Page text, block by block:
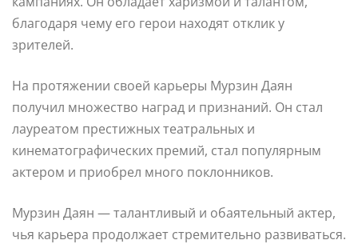
благодаря чему его герои находят отклик у
зрителей.
На протяжении своей карьеры Мурзин Даян
получил множество наград и признаний. Он стал
лауреатом престижных театральных и
кинематографических премий, стал популярным
актером и приобрел много поклонников.
Мурзин Даян — талантливый и обаятельный актер,
чья карьера продолжает стремительно развиваться.